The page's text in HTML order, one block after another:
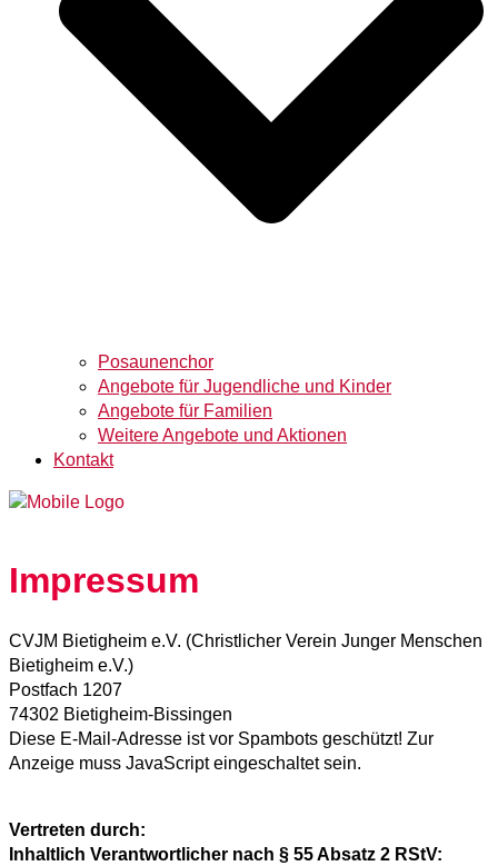
Posaunenchor
Angebote für Jugendliche und Kinder
Angebote für Familien
Weitere Angebote und Aktionen
Kontakt
Impressum
CVJM Bietigheim e.V. (Christlicher Verein Junger Menschen
Bietigheim e.V.)
Postfach 1207
74302 Bietigheim-Bissingen
Diese E-Mail-Adresse ist vor Spambots geschützt! Zur
Anzeige muss JavaScript eingeschaltet sein.
Vertreten durch:
Inhaltlich Verantwortlicher nach § 55 Absatz 2 RStV: